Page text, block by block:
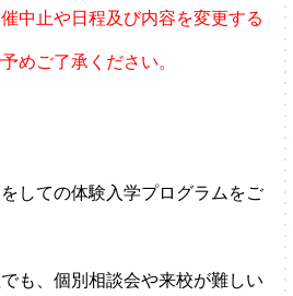
中止や日程及び内容を変更する
めご了承ください。
しての体験入学プログラムをご
も、個別相談会や来校が難しい